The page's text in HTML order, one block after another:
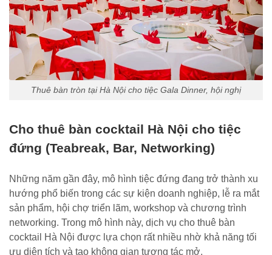
Thuê bàn tròn tại Hà Nội cho tiệc Gala Dinner, hội nghị
Cho thuê bàn cocktail Hà Nội cho tiệc
đứng (Teabreak, Bar, Networking)
Những năm gần đây, mô hình tiệc đứng đang trở thành xu
hướng phổ biến trong các sự kiện doanh nghiệp, lễ ra mắt
sản phẩm, hội chợ triển lãm, workshop và chương trình
networking. Trong mô hình này, dịch vụ cho thuê bàn
cocktail Hà Nội được lựa chọn rất nhiều nhờ khả năng tối
ưu diện tích và tạo không gian tương tác mở.